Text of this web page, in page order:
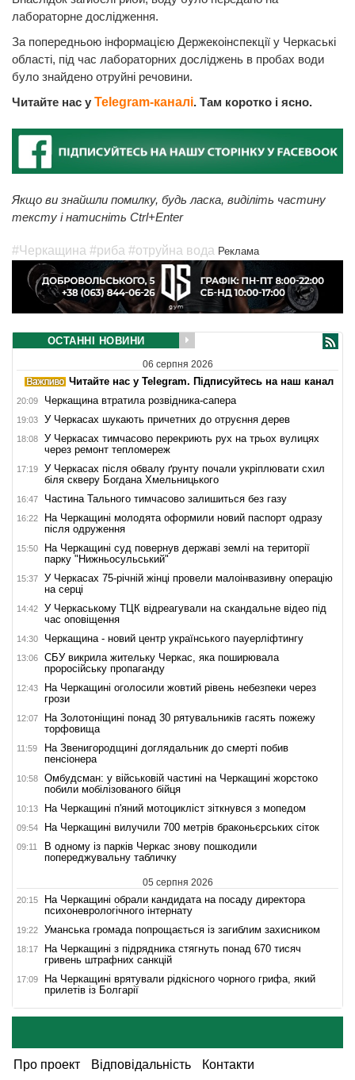
лабораторне дослідження.
За попередньою інформацією Держекоінспекції у Черкаські
області, під час лабораторних досліджень в пробах води
було знайдено отруйні речовини.
Читайте нас у Telegram-каналі. Там коротко і ясно.
Якщо ви знайшли помилку, будь ласка, виділіть частину
тексту і натисніть Ctrl+Enter
#Черкащина #риба #отруйна вода Реклама
ОСТАННІ НОВИНИ
06 серпня 2026
Читайте нас у Telegram. Підписуйтесь на наш канал
20:09 Черкащина втратила розвідника-сапера
19:03 У Черкасах шукають причетних до отруєння дерев
18:08
У Черкасах тимчасово перекриють рух на трьох вулицях
через ремонт тепломереж
17:19
У Черкасах після обвалу ґрунту почали укріплювати схил
біля скверу Богдана Хмельницького
16:47 Частина Тального тимчасово залишиться без газу
16:22
На Черкащині молодята оформили новий паспорт одразу
після одруження
15:50
На Черкащині суд повернув державі землі на території
парку "Нижньосульський"
15:37
У Черкасах 75-річній жінці провели малоінвазивну операцію
на серці
14:42
У Черкаському ТЦК відреагували на скандальне відео під
час оповіщення
14:30 Черкащина - новий центр українського пауерліфтингу
13:06
СБУ викрила жительку Черкас, яка поширювала
проросійську пропаганду
12:43
На Черкащині оголосили жовтий рівень небезпеки через
грози
12:07
На Золотоніщині понад 30 рятувальників гасять пожежу
торфовища
11:59
На Звенигородщині доглядальник до смерті побив
пенсіонера
10:58
Омбудсман: у військовій частині на Черкащині жорстоко
побили мобілізованого бійця
10:13 На Черкащині п'яний мотоцикліст зіткнувся з мопедом
09:54 На Черкащині вилучили 700 метрів браконьєрських сіток
09:11
В одному із парків Черкас знову пошкодили
попереджувальну табличку
05 серпня 2026
20:15
На Черкащині обрали кандидата на посаду директора
психоневрологічного інтернату
19:22 Уманська громада попрощається із загиблим захисником
18:17
На Черкащині з підрядника стягнуть понад 670 тисяч
гривень штрафних санкцій
17:09
На Черкащині врятували рідкісного чорного грифа, який
прилетів із Болгарії
Про проект Відповідальність Контакти